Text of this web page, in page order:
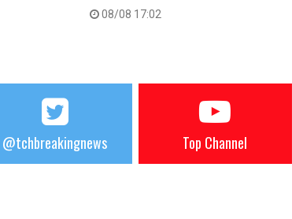
08/08 17:02
@tchbreakingnews Top Channel